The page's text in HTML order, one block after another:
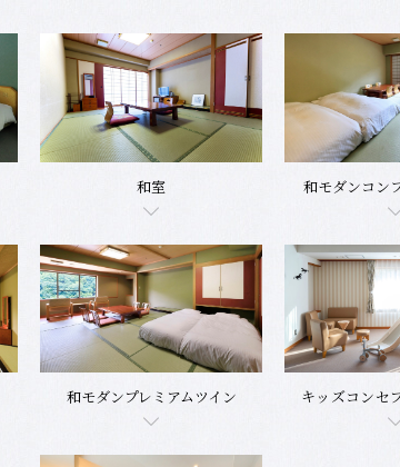
和室 和モダンコン
和モダンプレミアムツイン キッズコンセ